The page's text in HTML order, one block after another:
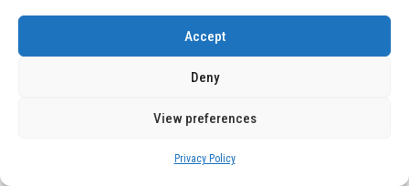
Accept
Deny
View preferences
Privacy Policy
December 24, 2025
Geolocalizadas, Obligatorias a Partir de